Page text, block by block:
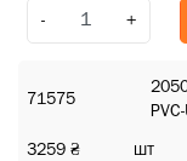
- +
71575
3259 ₴ шт